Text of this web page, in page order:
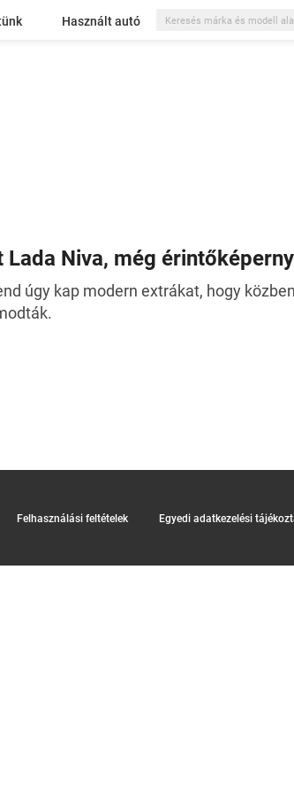
Használt autó
Niva, még
úgy kap modern extrákat, hogy
Felhasználási feltételek Egyedi adatkezelési